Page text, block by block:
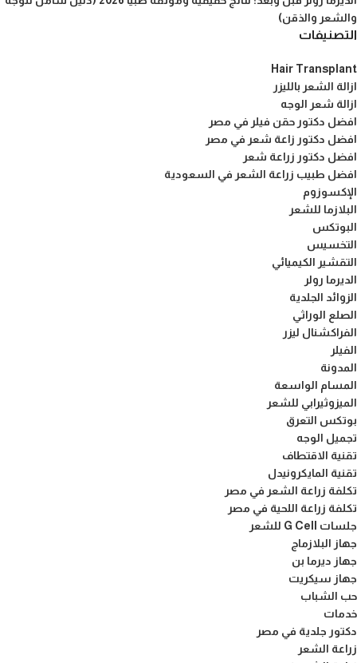
والشعر والذقن)
التصنيفات
Hair Transplant
ازالة الشعر بالليزر
ازالة شعر الوجه
افضل دكتور حقن فيلر في مصر
افضل دكتور زاعة شعر في مصر
افضل دكتور زراعة شعر
افضل طبيب زراعة الشعر في السعودية
الإكسوزوم
البلازما للشعر
البوتكس
التخسيس
التقشير الكيميائي
الديرما رولر
الزوائد الجلدية
الصلع الوراثي
الفراكشنال ليزر
الفيلر
المدونة
المسام الواسعة
الميزوثيرابي للشعر
بوتكس التعرق
تجميل الوجه
تقنية الاقتطاف
تقنية المايكرونيدل
تكلفة زراعة الشعر في مصر
تكلفة زراعة اللحية في مصر
جلسات G Cell للشعر
جهاز البلازماج
جهاز ديرما بن
جهاز سيكريت
حب الشباب
خدمات
دكتور جلدية في مصر
زراعة الشعر